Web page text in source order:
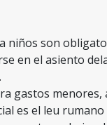
niños son
en el asiento
gastos
es el leu rumano